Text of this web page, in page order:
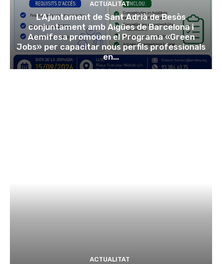
ACTUALITAT
L’Ajuntament de Sant Adrià de Besòs
conjuntament amb Aigües de Barcelona i
Aemifesa promouen el Programa «Green
Jobs» per capacitar nous perfils professionals
en...
ACTUALITAT